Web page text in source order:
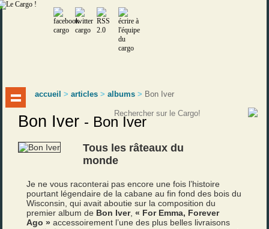
accueil >articles >albums > Bon Iver
Bon Iver - Bon Iver
Tous les râteaux du
monde
Je ne vous raconterai pas encore une fois l’histoire
pourtant légendaire de la cabane au fin fond des bois du
Wisconsin, qui avait aboutie sur la composition du
premier album de Bon Iver,« For Emma, Forever
Ago » accessoirement l’une des plus belles livraisons